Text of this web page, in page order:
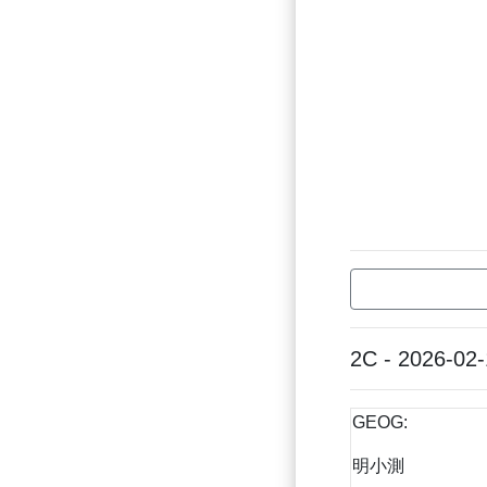
2C - 2026-
GEOG:
明小測